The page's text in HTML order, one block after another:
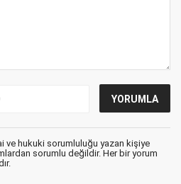
ve hukuki sorumluluğu yazan kişiye
sorumlu değildir. Her bir yorum